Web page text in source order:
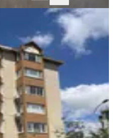
Havuzlu Kiralık Boş
giriş·07.08.2026
Muazzez Siyahpus